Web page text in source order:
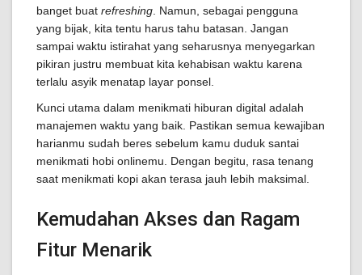
banget buat refreshing . Namun, sebagai pengguna
yang bijak, kita tentu harus tahu batasan. Jangan
sampai waktu istirahat yang seharusnya menyegarkan
pikiran justru membuat kita kehabisan waktu karena
terlalu asyik menatap layar ponsel.
Kunci utama dalam menikmati hiburan digital adalah
manajemen waktu yang baik. Pastikan semua kewajiban
harianmu sudah beres sebelum kamu duduk santai
menikmati hobi onlinemu. Dengan begitu, rasa tenang
saat menikmati kopi akan terasa jauh lebih maksimal.
Kemudahan Akses dan Ragam
Fitur Menarik